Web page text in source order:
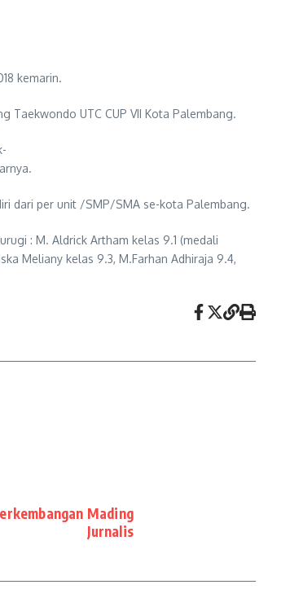
kemarin.
Taekwondo UTC CUP VII Kota Palembang.
dari per unit /SMP/SMA se-kota Palembang.
: M. Aldrick Artham kelas 9.1 (medali
Meliany kelas 9.3, M.Farhan Adhiraja 9.4,
Mading
Jurnalis